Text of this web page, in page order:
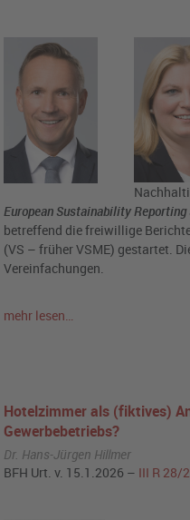
European Sustainability Reporting
betreffend die freiwillige
(VS – früher VSME) gestartet.
Vereinfachungen.
mehr lesen…
Hotelzimmer als (fiktives)
Gewerbebetriebs?
Dr. Hans-Jürgen Hillmer
BFH Urt. v. 15.1.2026 – III R 28/